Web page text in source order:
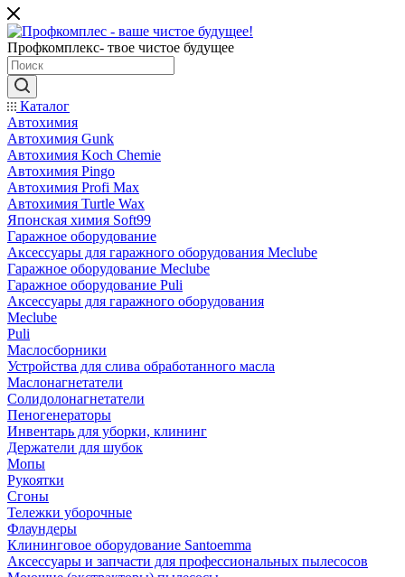
Профкомплекс- твое чистое будущее
Каталог
Автохимия
Автохимия Gunk
Автохимия Koch Chemie
Автохимия Pingo
Автохимия Profi Max
Автохимия Turtle Wax
Японская химия Soft99
Гаражное оборудование
Аксессуары для гаражного оборудования Meclube
Гаражное оборудование Meclube
Гаражное оборудование Puli
Аксессуары для гаражного оборудования
Meclube
Puli
Маслосборники
Устройства для слива обработанного масла
Маслонагнетатели
Солидолонагнетатели
Пеногенераторы
Инвентарь для уборки, клининг
Держатели для шубок
Мопы
Рукоятки
Сгоны
Тележки уборочные
Флаундеры
Клининговое оборудование Santoemma
Аксессуары и запчасти для профессиональных пылесосов